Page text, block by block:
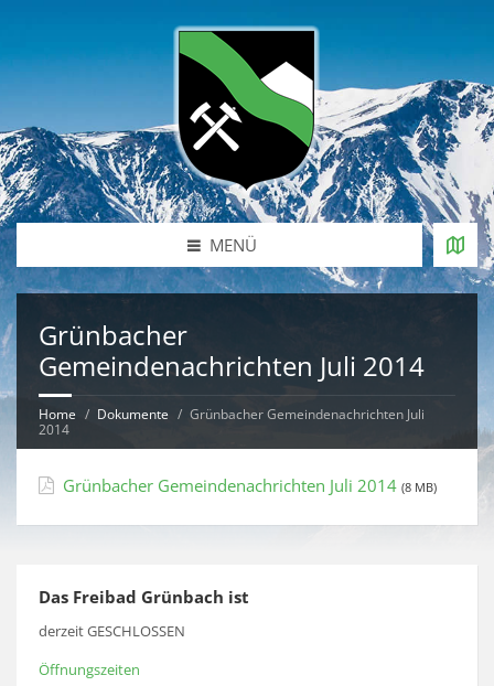
MENÜ
Grünbacher
Gemeindenachrichten Juli 2014
Home Dokumente
Grünbacher Gemeindenachrichten Juli
2014
Grünbacher Gemeindenachrichten Juli 2014 (8 MB)
Das Freibad Grünbach ist
derzeit GESCHLOSSEN
Öffnungszeiten